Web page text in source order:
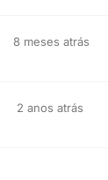
8 meses atrás
2 anos atrás